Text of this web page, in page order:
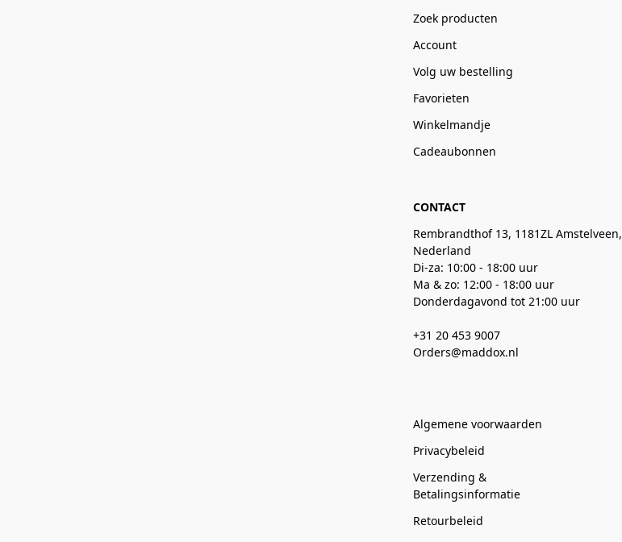
Zoek producten
Account
Volg uw bestelling
Favorieten
Winkelmandje
Cadeaubonnen
CONTACT
Rembrandthof 13, 1181ZL Amstelveen,
Nederland
Di-za: 10:00 - 18:00 uur
Ma & zo: 12:00 - 18:00 uur
Donderdagavond tot 21:00 uur
+31 20 453 9007
Orders@maddox.nl
Algemene voorwaarden
Privacybeleid
Verzending &
Betalingsinformatie
Retourbeleid